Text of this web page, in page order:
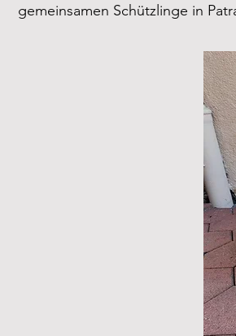
gemeinsamen Schützlinge in